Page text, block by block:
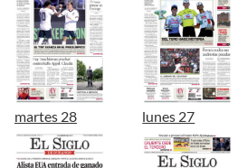
martes 28 lunes 27